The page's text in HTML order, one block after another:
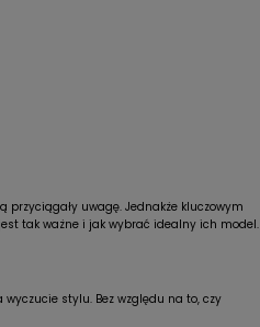
uwagę. Jednakże kluczowym
tak ważne i jak wybrać idealny ich model.
stylu. Bez względu na to, czy